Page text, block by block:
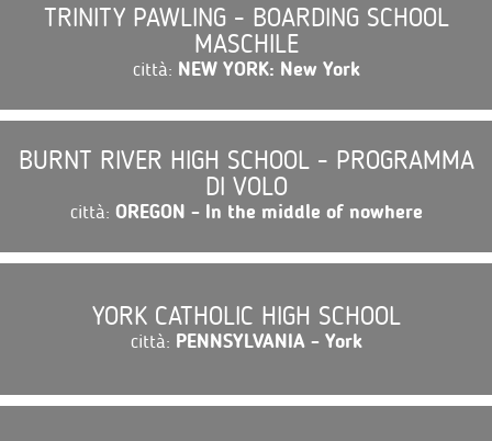
TRINITY PAWLING - BOARDING SCHOOL
MASCHILE
città: NEW YORK: New York
BURNT RIVER HIGH SCHOOL - PROGRAMMA
DI VOLO
città: OREGON - In the middle of nowhere
YORK CATHOLIC HIGH SCHOOL
città: PENNSYLVANIA - York